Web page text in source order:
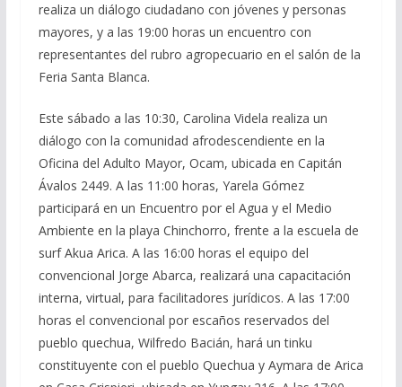
realiza un diálogo ciudadano con jóvenes y personas
mayores, y a las 19:00 horas un encuentro con
representantes del rubro agropecuario en el salón de la
Feria Santa Blanca.
Este sábado a las 10:30, Carolina Videla realiza un
diálogo con la comunidad afrodescendiente en la
Oficina del Adulto Mayor, Ocam, ubicada en Capitán
Ávalos 2449. A las 11:00 horas, Yarela Gómez
participará en un Encuentro por el Agua y el Medio
Ambiente en la playa Chinchorro, frente a la escuela de
surf Akua Arica. A las 16:00 horas el equipo del
convencional Jorge Abarca, realizará una capacitación
interna, virtual, para facilitadores jurídicos. A las 17:00
horas el convencional por escaños reservados del
pueblo quechua, Wilfredo Bacián, hará un tinku
constituyente con el pueblo Quechua y Aymara de Arica